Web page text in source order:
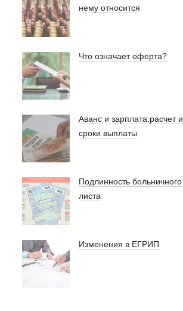
нему относится
Что означает оферта?
Аванс и зарплата:расчет и
сроки выплаты
Подлинность больничного
листа
Изменения в ЕГРИП